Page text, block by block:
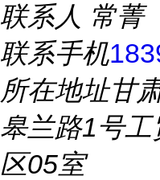
联系人 常菁
联系手机
所在地址甘
皋兰路1号
区05室